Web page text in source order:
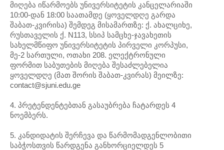
მიღება იწარმოებს უნივერსიტეტის კანცელარიაში
10:00-დან 18:00 საათამდე (ყოველდღე გარდა
შაბათ-კვირისა) შემდეგ მისამართზე: ქ. ახალციხე,
რუსთაველის ქ. N113, სსიპ სამცხე-ჯავახეთის
სახელმწიფო უნივერსიტეტის პირველი კორპუსი,
მე-2 სართული, ოთახი 208. ელექტრონული
ფორმით საბუთების მიღება შესაძლებელია
ყოველდღე (მათ შორის შაბათ-კვირას) მეილზე:
contact@sjuni.edu.ge
4. პრეტენდენტებთან გასაუბრება ჩატარდეს 4
ნოემბერს.
5. კანდიდატის შერჩევა და წარმომადგენლობითი
საბჭოსთვის წარდგენა განხორციელდეს 5